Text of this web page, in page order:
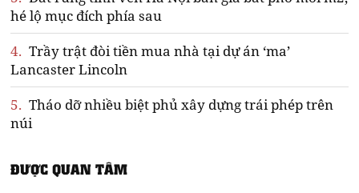
hé lộ mục đích phía sau
4. Trầy trật đòi tiền mua nhà tại dự án ‘ma’
Lancaster Lincoln
5. Tháo dỡ nhiều biệt phủ xây dựng trái phép trên
núi
ĐƯỢC QUAN TÂM